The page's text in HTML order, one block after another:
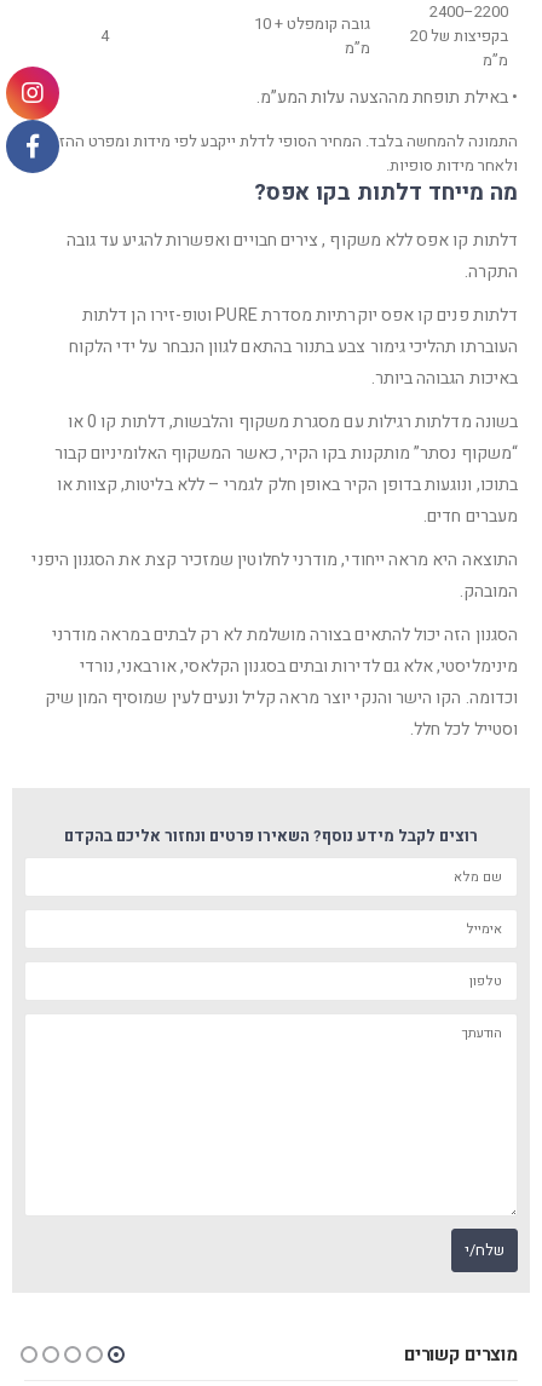
2200–2400
בקפיצות של 20
מ”מ
גובה קומפלט + 10
מ”מ
4
• באילת תופחת מההצעה עלות המע”מ.
התמונה להמחשה בלבד. המחיר הסופי לדלת ייקבע לפי מידות ומפרט ההזמנה
ולאחר מידות סופיות.
מה מייחד דלתות בקו אפס?
דלתות קו אפס ללא משקוף , צירים חבויים ואפשרות להגיע עד גובה
התקרה.
דלתות פנים קו אפס יוקרתיות מסדרת PURE וטופ-זירו הן דלתות
העוברתו תהליכי גימור צבע בתנור בהתאם לגוון הנבחר על ידי הלקוח
באיכות הגבוהה ביותר.
בשונה מדלתות רגילות עם מסגרת משקוף והלבשות, דלתות קו 0 או
“משקוף נסתר” מותקנות בקו הקיר, כאשר המשקוף האלומיניום קבור
בתוכו, ונוגעות בדופן הקיר באופן חלק לגמרי – ללא בליטות, קצוות או
מעברים חדים.
התוצאה היא מראה ייחודי, מודרני לחלוטין שמזכיר קצת את הסגנון היפני
המובהק.
הסגנון הזה יכול להתאים בצורה מושלמת לא רק לבתים במראה מודרני
מינימליסטי, אלא גם לדירות ובתים בסגנון הקלאסי, אורבאני, נורדי
וכדומה. הקו הישר והנקי יוצר מראה קליל ונעים לעין שמוסיף המון שיק
וסטייל לכל חלל.
רוצים לקבל מידע נוסף? השאירו פרטים ונחזור אליכם בהקדם
מוצרים קשורים